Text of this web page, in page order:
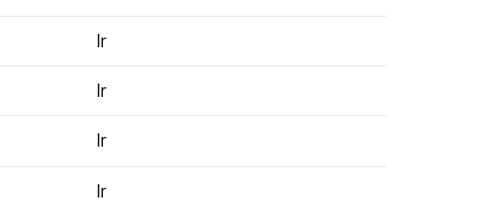
Ir
Ir
Ir
Ir